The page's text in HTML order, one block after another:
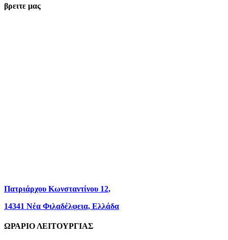
βρειτε μας
Πατριάρχου Κωνσταντίνου 12,
14341 Νέα Φιλαδέλφεια, Ελλάδα
ΩΡΑΡΙΟ ΛΕΙΤΟΥΡΓΙΑΣ